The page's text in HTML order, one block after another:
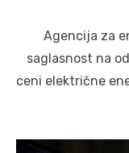
Agencija za
saglasnost na
ceni električne